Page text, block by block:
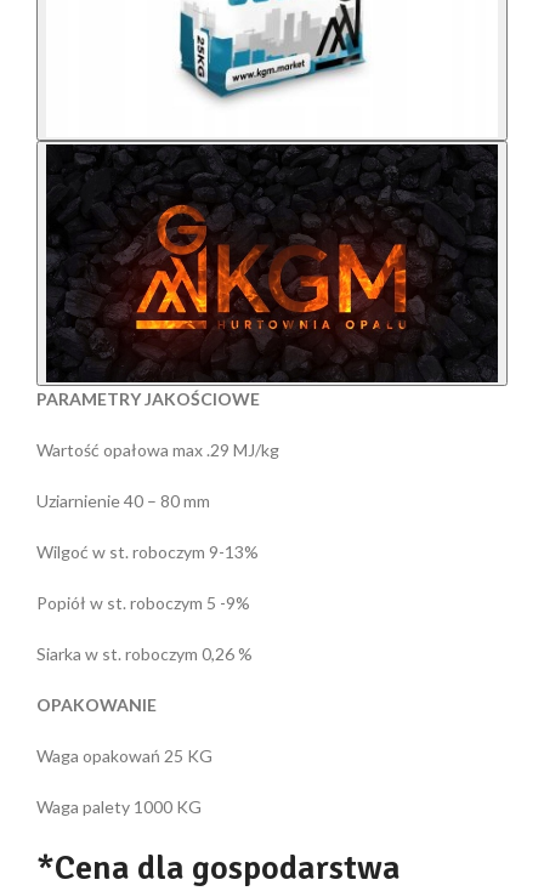
PARAMETRY JAKOŚCIOWE
Wartość opałowa max .29 MJ/kg
Uziarnienie 40 – 80 mm
Wilgoć w st. roboczym 9-13%
Popiół w st. roboczym 5 -9%
Siarka w st. roboczym 0,26 %
OPAKOWANIE
Waga opakowań 25 KG
Waga palety 1000 KG
*Cena dla gospodarstwa